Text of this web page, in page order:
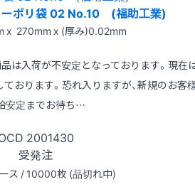
ューポリ袋 02 No.10 (福助工業)
x 270mm x (厚み)0.02mm
は入荷が不安定となっております。現在
おります。恐れ入りますが、新規のお客
安定までお待ち…
2001430
受発注
ス / 10000枚 (品切れ中)